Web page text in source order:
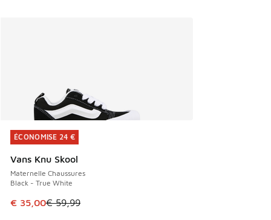
ÉCONOMISE 24 €
Vans Knu Skool
Maternelle Chaussures
Black - True White
Cet article est en promotion. Prix en baisse de € 59,99 à
€ 35,00€ 59,99
ÉCONOMISE 24 €